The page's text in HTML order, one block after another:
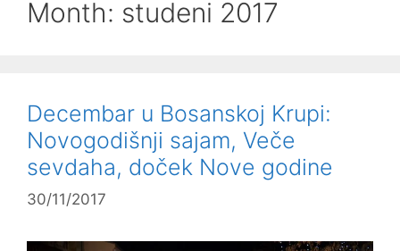
Month: studeni 2017
Decembar u Bosanskoj Krupi:
Novogodišnji sajam, Veče
sevdaha, doček Nove godine
30/11/2017